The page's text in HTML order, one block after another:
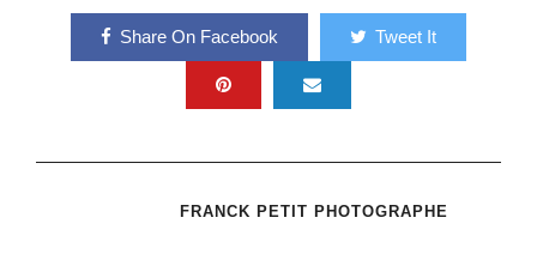
Share On Facebook Tweet It
FRANCK PETIT PHOTOGRAPHE